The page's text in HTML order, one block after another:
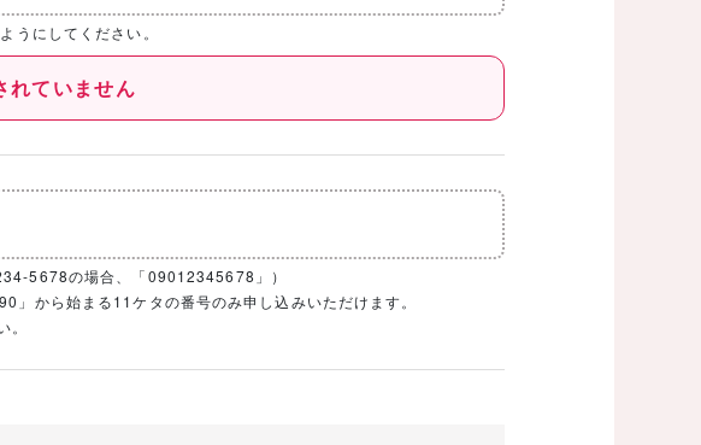
にしてください。
れていません
5678の場合、「09012345678」）
から始まる11ケタの番号のみ申し込みいただけます。